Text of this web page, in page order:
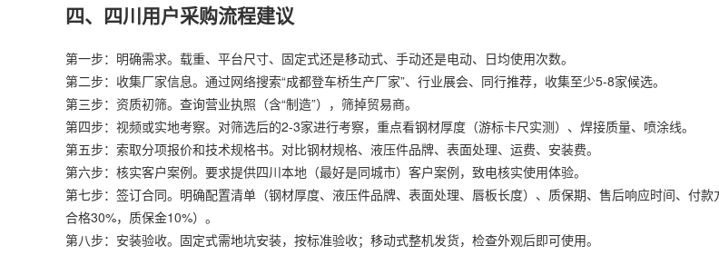
四、四川用户采购流程建议
第一步：明确需求。载重、平台尺寸、固定式还是移动式、手动还是电动、日均使用次数。
第二步：收集厂家信息。通过网络搜索“成都登车桥生产厂家”、行业展会、同行推荐，收集至少5-8家候选。
第三步：资质初筛。查询营业执照（含“制造”），筛掉贸易商。
第四步：视频或实地考察。对筛选后的2-3家进行考察，重点看钢材厚度（游标卡尺实测）、焊接质量、喷涂线。
第五步：索取分项报价和技术规格书。对比钢材规格、液压件品牌、表面处理、运费、安装费。
第六步：核实客户案例。要求提供四川本地（最好是同城市）客户案例，致电核实使用体验。
第七步：签订合同。明确配置清单（钢材厚度、液压件品牌、表面处理、唇板长度）、质保期、售后响应时间、付
合格30%，质保金10%）。
第八步：安装验收。固定式需地坑安装，按标准验收；移动式整机发货，检查外观后即可使用。